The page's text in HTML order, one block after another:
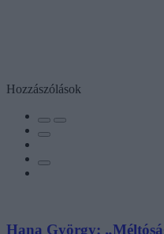
Hozzászólások
Hana György: